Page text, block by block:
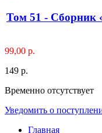
Том 51 - Сборник
99,00 р.
149 р.
Временно отсутствует
Уведомить о
Главная